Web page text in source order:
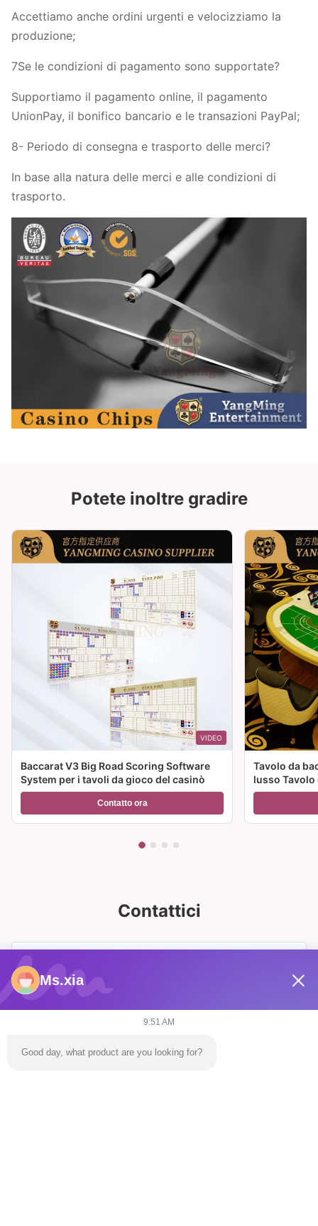
Accettiamo anche ordini urgenti e velocizziamo la
produzione;
7Se le condizioni di pagamento sono supportate?
Supportiamo il pagamento online, il pagamento
UnionPay, il bonifico bancario e le transazioni PayPal;
8- Periodo di consegna e trasporto delle merci?
In base alla natura delle merci e alle condizioni di
trasporto.
Potete inoltre gradire
VIDEO
Baccarat V3 Big Road Scoring Software
System per i tavoli da gioco del casinò
Contatto ora
Tavolo da
lusso
Contattici
Ms.xia
9:51 AM
Good day, what product are you looking for?